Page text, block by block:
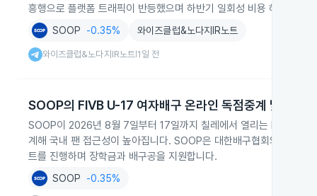
흥행으로 플랫폼 트래픽이 반등했으며 하반기 일회성 비용 해소와 신
SOOP -0.35% 와이즈클럽&노다지IR노트
와이즈클럽&노다지IR노트 1일 전
SOOP의 FIVB U-17 여자배구 온라인 독점중계 및 육성
SOOP이 2026년 8월 7일부터 17일까지 칠레에서 열리는 FIVB 세
계해 국내 팬 접근성이 높아집니다. SOOP은 대한배구협회와 협력
트를 진행하며 장학금과 배구공을 지원합니다.
SOOP -0.35%